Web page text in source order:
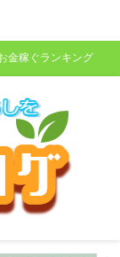
金稼ぐランキング